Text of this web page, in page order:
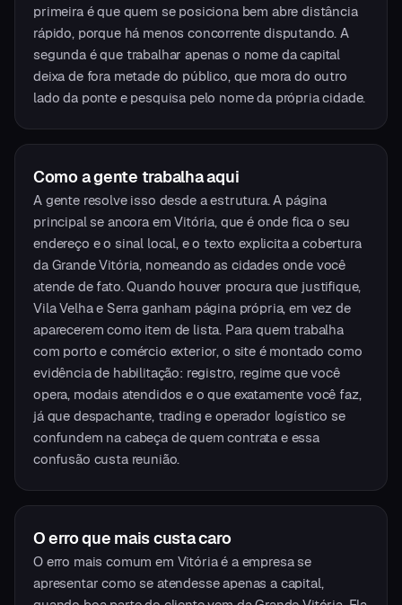
primeira é que quem se posiciona bem abre distância
rápido, porque há menos concorrente disputando. A
segunda é que trabalhar apenas o nome da capital
deixa de fora metade do público, que mora do outro
lado da ponte e pesquisa pelo nome da própria cidade.
Como a gente trabalha aqui
A gente resolve isso desde a estrutura. A página
principal se ancora em Vitória, que é onde fica o seu
endereço e o sinal local, e o texto explicita a cobertura
da Grande Vitória, nomeando as cidades onde você
atende de fato. Quando houver procura que justifique,
Vila Velha e Serra ganham página própria, em vez de
aparecerem como item de lista. Para quem trabalha
com porto e comércio exterior, o site é montado como
evidência de habilitação: registro, regime que você
opera, modais atendidos e o que exatamente você faz,
já que despachante, trading e operador logístico se
confundem na cabeça de quem contrata e essa
confusão custa reunião.
O erro que mais custa caro
O erro mais comum em Vitória é a empresa se
apresentar como se atendesse apenas a capital,